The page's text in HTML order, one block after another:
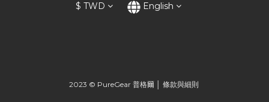
$ TWD English
2023 © PureGear 普格爾 │ 條款與細則